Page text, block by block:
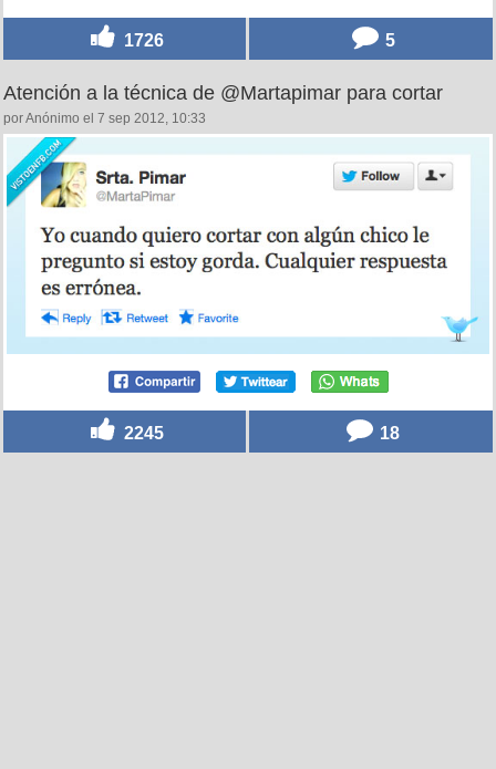
1726 5
Atención a la técnica de @Martapimar para cortar
por Anónimo el 7 sep 2012, 10:33
2245 18